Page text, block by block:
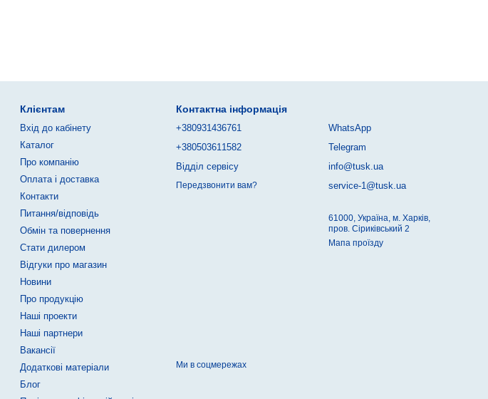
Клієнтам
Вхід до кабінету
Каталог
Про компанію
Оплата і доставка
Контакти
Питання/відповідь
Обмін та повернення
Стати дилером
Відгуки про магазин
Новини
Про продукцію
Наші проекти
Наші партнери
Вакансії
Додаткові матеріали
Блог
Контактна інформація
+380931436761
+380503611582
Відділ сервісу
Передзвонити вам?
WhatsApp
Telegram
info@tusk.ua
service-1@tusk.ua
61000, Україна, м. Харків,
пров. Сіриківський 2
Мапа проїзду
Ми в соцмережах